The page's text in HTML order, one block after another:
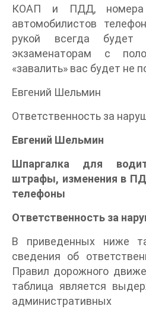
КОАП и ПДД, номера
автомобилистов
рукой всегда будет
экзаменаторам с
«завалить» вас будет не
Евгений Шельмин
Ответственность за
Евгений Шельмин
Шпаргалка для
штрафы, изменения в
телефоны
Ответственность за
В приведенных ниже
сведения об
Правил дорожного
таблица является
административных